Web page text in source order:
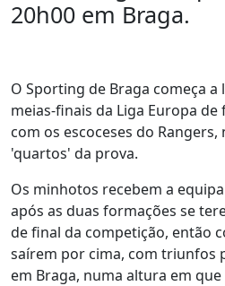
20h00 em Braga.
O Sporting de Braga começa
meias-finais da Liga Europa
com os escoceses do
'quartos' da prova.
Os minhotos recebem a
após as duas formações se
de final da competição, então
saírem por cima, com triunfos
em Braga, numa altura em